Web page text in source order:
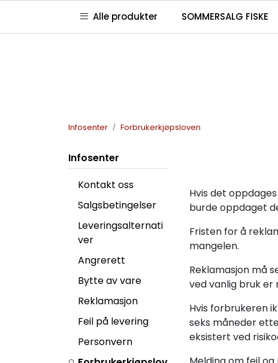
Kontakt oss | Våre butikker | Club Jaktia |
Alle produkter SOMMERSALG FISKE
Infosenter Forbrukerkjøpsloven
Infosenter
Kontakt oss
Salgsbetingelser
Leveringsalternati
ver
Angrerett
Bytte av vare
Reklamasjon
Feil på levering
Personvern
Hvis det
burde oppdaget
Fristen for å
mangelen.
Reklamasjon må
ved vanlig bruk
Hvis forbrukeren
seks måneder
eksistert ved